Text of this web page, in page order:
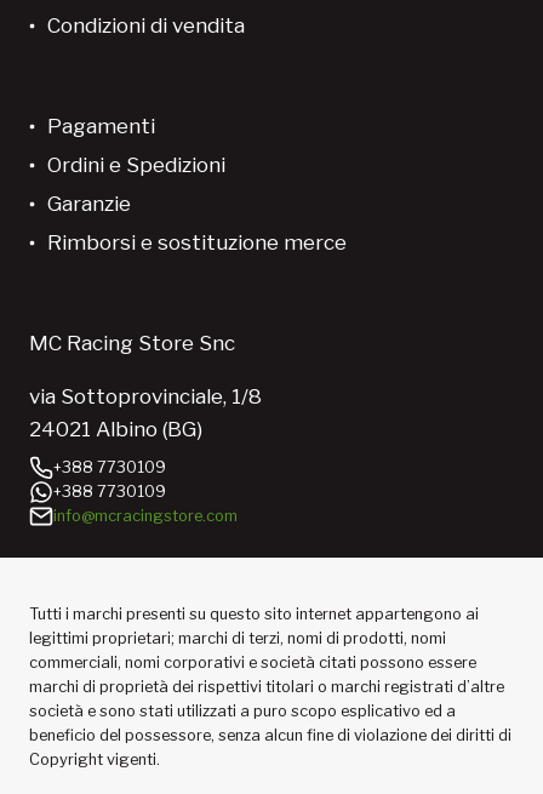
Condizioni di vendita
Pagamenti
Ordini e Spedizioni
Garanzie
Rimborsi e sostituzione merce
MC Racing Store Snc
via Sottoprovinciale, 1/8
24021 Albino (BG)
+388 7730109
+388 7730109
info@mcracingstore.com
Tutti i marchi presenti su questo sito internet appartengono ai
legittimi proprietari; marchi di terzi, nomi di prodotti, nomi
commerciali, nomi corporativi e società citati possono essere
marchi di proprietà dei rispettivi titolari o marchi registrati d’altre
società e sono stati utilizzati a puro scopo esplicativo ed a
beneficio del possessore, senza alcun fine di violazione dei diritti di
Copyright vigenti.